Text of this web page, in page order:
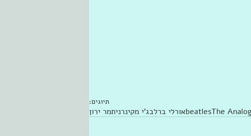
תיוגים:
The
beatlesאורלי ברלבג'י מקינרניתמר ירון